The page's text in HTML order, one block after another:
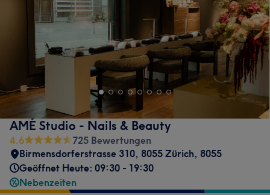
AMÉ Studio - Nails & Beauty
4.6
725 Bewertungen
Birmensdorferstrasse 310, 8055 Zürich, 8055
Geöffnet Heute: 09:30 - 19:30
Nebenzeiten